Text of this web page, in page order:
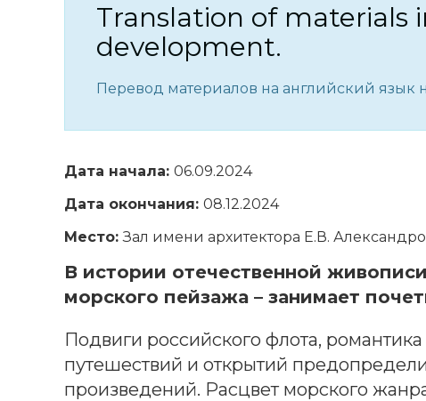
Translation of materials
development.
Перевод материалов на английский язык
Дата начала: 06.09.2024
Дата окончания: 08.12.2024
Место:Зал имени архитектора Е.В.
В истории отечественной
морского пейзажа – занимает
Подвиги российского флота,
путешествий и открытий
произведений. Расцвет морского